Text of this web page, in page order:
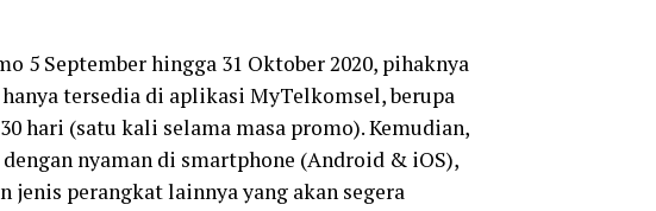
5 September hingga 31 Oktober 2020, pihaknya
tersedia di aplikasi MyTelkomsel, berupa
hari (satu kali selama masa promo). Kemudian,
nyaman di smartphone (Android & iOS),
jenis perangkat lainnya yang akan segera